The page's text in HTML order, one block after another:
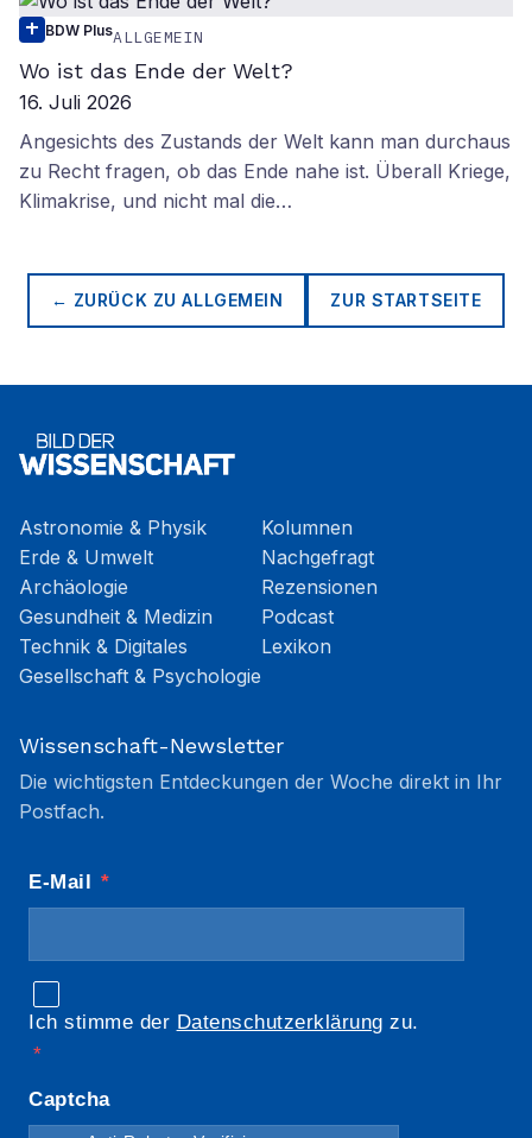
BDW PlusALLGEMEIN
Wo ist das Ende der Welt?
16. Juli 2026
Angesichts des Zustands der Welt kann man durchaus
zu Recht fragen, ob das Ende nahe ist. Überall Kriege,
Klimakrise, und nicht mal die…
← ZURÜCK ZUALLGEMEIN ZUR STARTSEITE
Astronomie & Physik
Erde & Umwelt
Archäologie
Gesundheit & Medizin
Technik & Digitales
Gesellschaft & Psychologie
Kolumnen
Nachgefragt
Rezensionen
Podcast
Lexikon
Wissenschaft-Newsletter
Die wichtigsten Entdeckungen der Woche direkt in Ihr
Postfach.